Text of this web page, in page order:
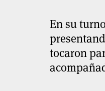
En su
tocaron